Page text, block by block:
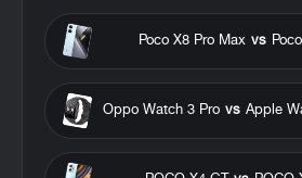
vs
Poco X8 Pro Max
Apple
vs
Oppo Watch 3 Pro